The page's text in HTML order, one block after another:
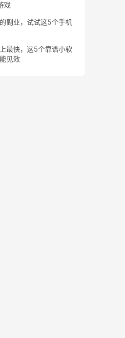
戏
副业，试试这5个手机
最快，这5个靠谱小软
见效